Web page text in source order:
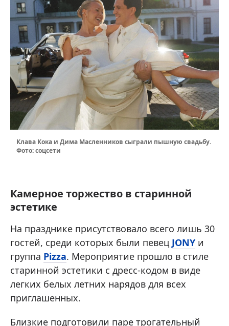
Клава Кока и Дима Масленников сыграли пышную свадьбу.
Фото: соцсети
Камерное торжество в старинной
эстетике
На празднике присутствовало всего лишь 30
гостей, среди которых были певец JONY и
группа Pizza. Мероприятие прошло в стиле
старинной эстетики с дресс-кодом в виде
легких белых летних нарядов для всех
приглашенных.
Близкие подготовили паре трогательный